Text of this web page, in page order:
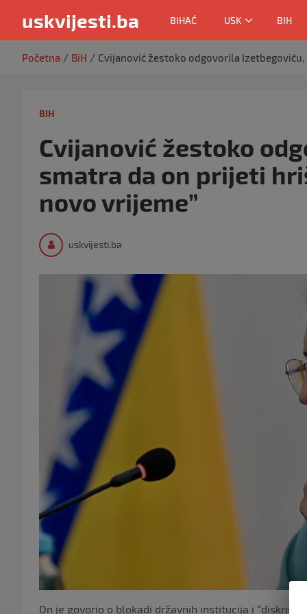
uskvijesti.ba BIHAĆ USK BIH
Početna BiH Cvijanović žestoko odgovorila
BIH
Cvijanović žestoko
smatra da on prijeti
novo vrijeme”
uskvijesti.ba
On je govorio o blokadi državnih institucija i